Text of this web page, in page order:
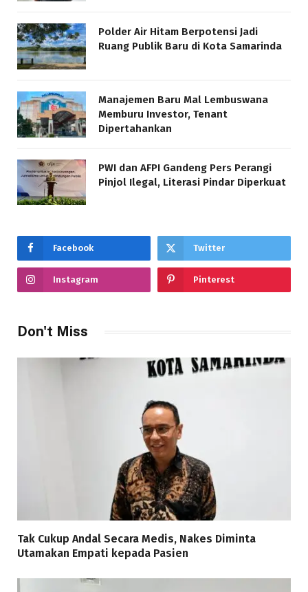
Polder Air Hitam Berpotensi Jadi
Ruang Publik Baru di Kota Samarinda
Manajemen Baru Mal Lembuswana
Memburu Investor, Tenant
Dipertahankan
PWI dan AFPI Gandeng Pers Perangi
Pinjol Ilegal, Literasi Pindar Diperkuat
Facebook Twitter
Instagram Pinterest
Don't Miss
Tak Cukup Andal Secara Medis, Nakes Diminta
Utamakan Empati kepada Pasien